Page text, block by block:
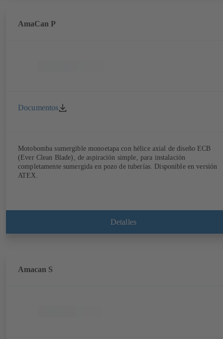
AmaCan P
Documentos
Motobomba sumergible monoetapa con hélice axial de diseño ECB
(Ever Clean Blade), de aspiración simple, para instalación
completamente sumergida en pozo de tuberías. Disponible en versión
ATEX.
Detalles
Amacan S